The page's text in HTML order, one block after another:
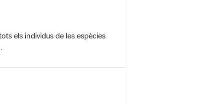
els individus de les espècies